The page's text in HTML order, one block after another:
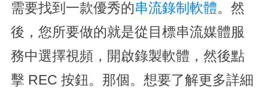
需要找到一款優秀的串流錄制軟體。然
後，您所要做的就是從目標串流媒體服
務中選擇視頻，開啟錄製軟體，然後點
擊 REC 按鈕。那個。想要了解更多詳細